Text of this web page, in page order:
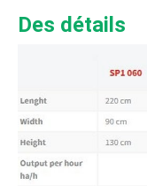
Des détails